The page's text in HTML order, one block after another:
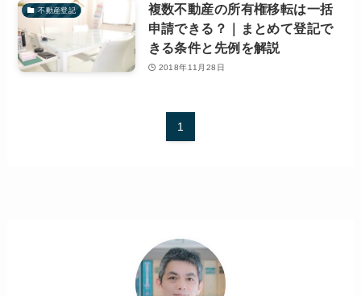
不動産登記
複数不動産の所有権移転は一括
申請できる？｜まとめて登記で
きる条件と先例を解説
2018年11月28日
1